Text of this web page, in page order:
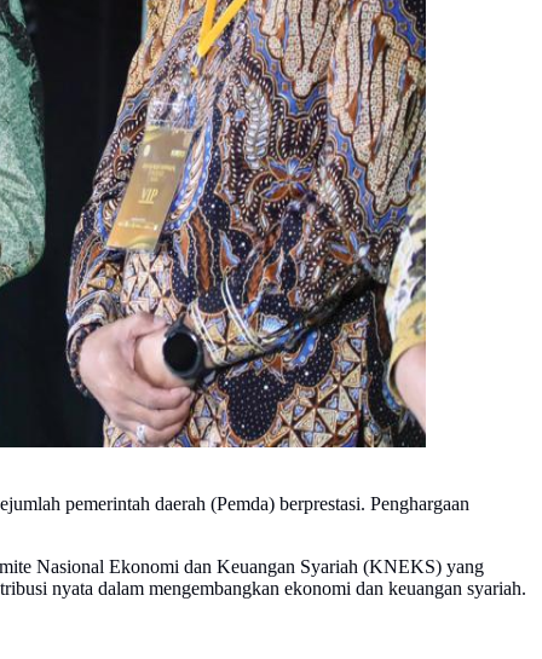
pemerintah daerah (Pemda) berprestasi. Penghargaan
Nasional Ekonomi dan Keuangan Syariah (KNEKS) yang
nyata dalam mengembangkan ekonomi dan keuangan syariah.